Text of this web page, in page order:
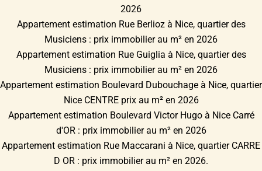
2026
Appartement estimation Rue Berlioz à Nice, quartier des
Musiciens : prix immobilier au m² en 2026
Appartement estimation Rue Guiglia à Nice, quartier des
Musiciens : prix immobilier au m² en 2026
Appartement estimation Boulevard Dubouchage à Nice, quartier
Nice CENTRE prix au m² en 2026
Appartement estimation Boulevard Victor Hugo à Nice Carré
d'OR : prix immobilier au m² en 2026
Appartement estimation Rue Maccarani à Nice, quartier CARRE
D OR : prix immobilier au m² en 2026.